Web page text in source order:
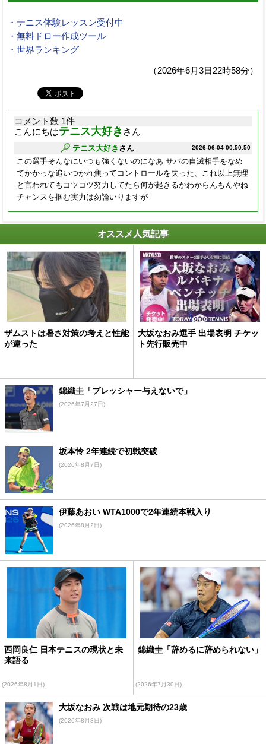
・テニス体験レッスン受付中
・無料ドロー作成ツール
・世界ランキング
（2026年6月3日22時58分）
コメント数 1件
こんにちはテニス大好き さん
2026-06-04 00:50:50
テニス大好き さん
この選手そんなにいつも強くないのになあ サバの自滅相手をなめ
てかかっな追いつかれ焦ってコントロールを失った、これ以上無理
と言われてもコツコツ努力してたら何が起きるかわからんもんやね
チャンスを掴む実力は勿論いりますが
オススメ人気記事
ザムストは暑さ対策の考えと性能
が違った
大坂なおみ選手 出場表明 チケッ
ト先行販売中
錦織圭「プレッシャー与えないで」
(2026年7月27日)
坂本怜 2年連続で初戦突破
(2026年8月7日)
伊藤あおい WTA1000で2年連続本戦入り
(2026年8月2日)
西岡良仁 日本テニスの現状と未
来語る
(2026年8月1日)
錦織圭「辞めるに辞められない」
(2026年7月30日)
大坂なおみ 次戦は地元期待の23歳
(2026年8月8日)